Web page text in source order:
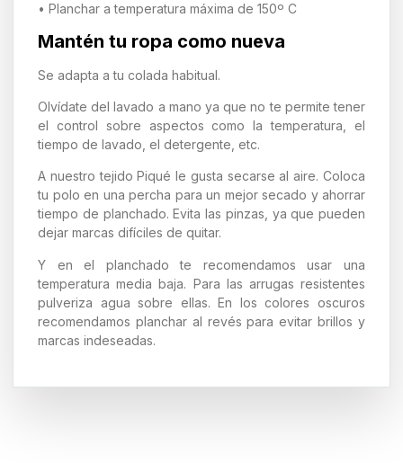
• Planchar a temperatura máxima de 150º C
Mantén tu ropa como nueva
Se adapta a tu colada habitual.
Olvídate del lavado a mano ya que no te permite tener
el control sobre aspectos como la temperatura, el
tiempo de lavado, el detergente, etc.
A nuestro tejido Piqué le gusta secarse al aire. Coloca
tu polo en una percha para un mejor secado y ahorrar
tiempo de planchado. Evita las pinzas, ya que pueden
dejar marcas difíciles de quitar.
Y en el planchado te recomendamos usar una
temperatura media baja. Para las arrugas resistentes
pulveriza agua sobre ellas. En los colores oscuros
recomendamos planchar al revés para evitar brillos y
marcas indeseadas.